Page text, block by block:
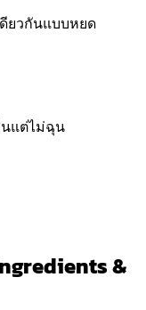
ดียวกันแบบหยด
นแต่ไม่ฉุน
&